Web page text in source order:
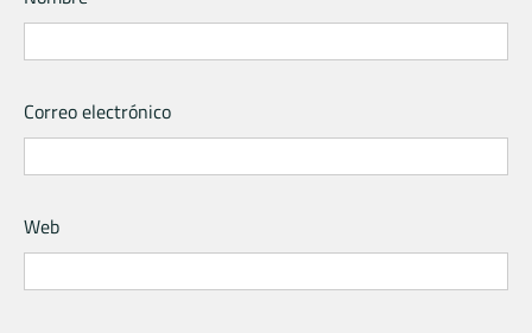
Correo electrónico
Web